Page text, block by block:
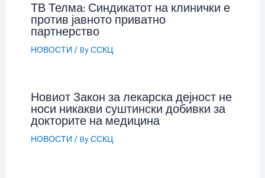
ТВ Телма: Синдикатот на клинички е
против јавното приватно
партнерство
НОВОСТИ / ByССКЦ
Новиот Закон за лекарска дејност не
носи никакви суштински добивки за
докторите на медицина
НОВОСТИ / ByССКЦ